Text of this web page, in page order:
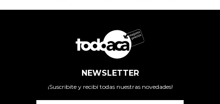
NEWSLETTER
¡Suscribite y recibí todas nuestras novedades!